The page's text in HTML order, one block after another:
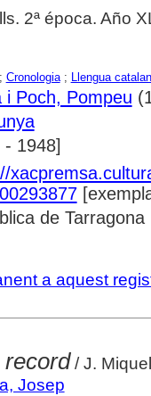
2ª época. Año
; Cronologia; Llengua
i Poch, Pompeu
- 1948]
de Tarragona
a aquest
/ J.
Josep